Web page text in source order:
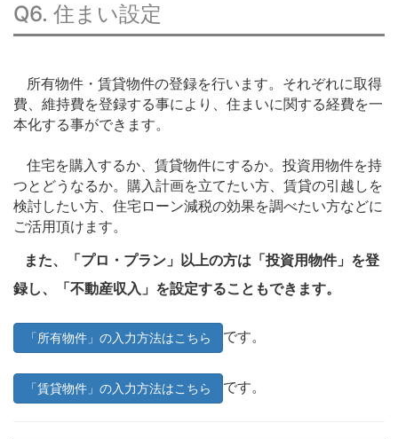
Q6. 住まい設定
所有物件・賃貸物件の登録を行います。それぞれに取得
費、維持費を登録する事により、住まいに関する経費を一
本化する事ができます。
住宅を購入するか、賃貸物件にするか。投資用物件を持
つとどうなるか。購入計画を立てたい方、賃貸の引越しを
検討したい方、住宅ローン減税の効果を調べたい方などに
ご活用頂けます。
また、「プロ・プラン」以上の方は「投資用物件」を登
録し、「不動産収入」を設定することもできます。
「所有物件」の入力方法はこちら です。
「賃貸物件」の入力方法はこちら です。